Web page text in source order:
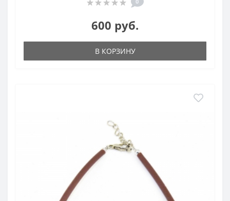
600 руб.
В КОРЗИНУ